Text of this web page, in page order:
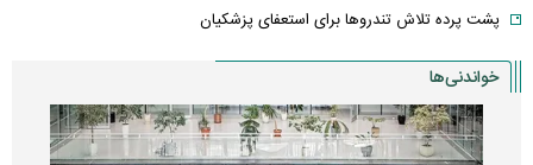
پشت پرده تلاش تندروها برای استعفای پزشکیان
خواندنی‌ها